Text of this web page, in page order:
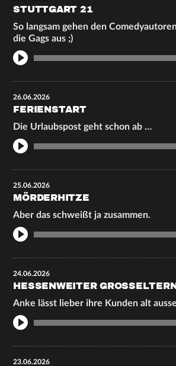
STUTTGART 21
So langsam gehen den
die Gags aus ;)
26.06.2026
FERIENSTART
Die Urlaubspost geht schon ab …
25.06.2026
MÖRDERHITZE
Aber das schweißt ja zusammen.
24.06.2026
HESSENWEITER
Anke lässt lieber ihre Kunden alt
23.06.2026